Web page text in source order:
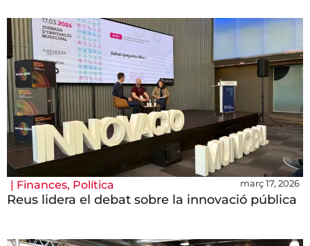
| Finances, Política març 17, 2026
Reus lidera el debat sobre la innovació pública